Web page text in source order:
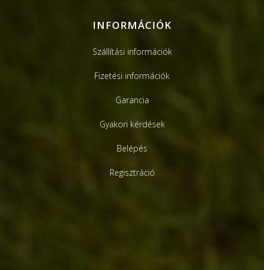
INFORMÁCIÓK
Szállítási információk
Fizetési információk
Garancia
Gyakori kérdések
Belépés
Regisztráció